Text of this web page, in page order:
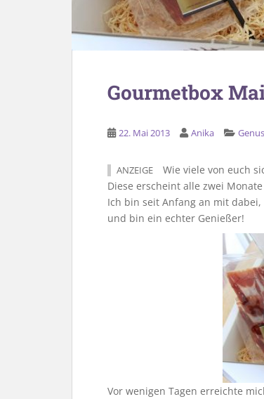
Gourmetbox
22. Mai 2013 Anika
ANZEIGE
Wie viele von euch
Diese erscheint alle zwei
Ich bin seit Anfang an mit
und bin ein echter Genießer!
Vor wenigen Tagen erreichte